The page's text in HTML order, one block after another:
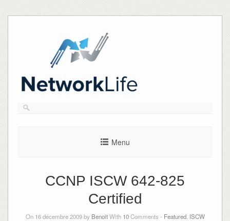
Menu
CCNP ISCW 642-825
Certified
On 16 décembre 2009 by BenoitWith 10Comments - Featured, ISCW